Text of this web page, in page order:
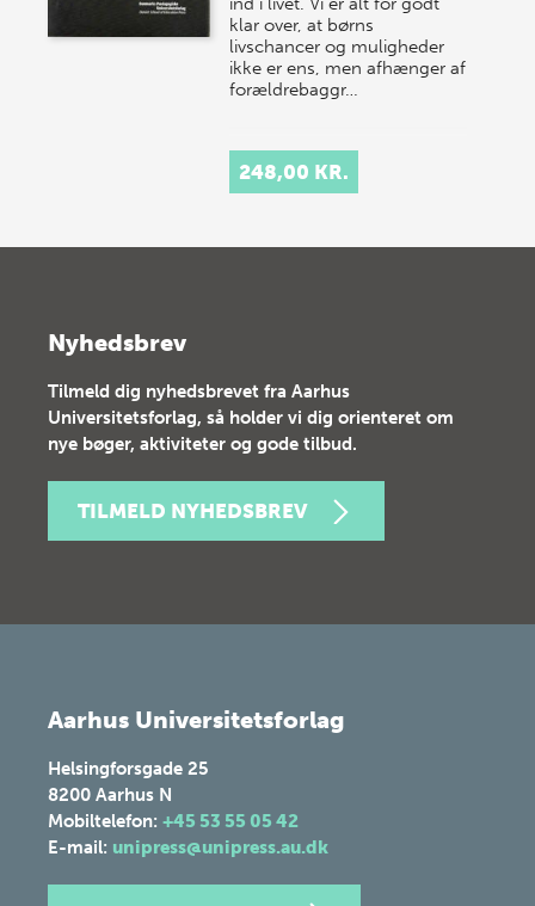
klar over, at børns
livschancer og muligheder
ikke er ens, men afhænger af
forældrebaggr…
248,00 KR.
Nyhedsbrev
Tilmeld dig nyhedsbrevet fra Aarhus
Universitetsforlag, så holder vi dig orienteret om
nye bøger, aktiviteter og gode tilbud.
TILMELD NYHEDSBREV
Aarhus Universitetsforlag
Helsingforsgade 25
8200 Aarhus N
Mobiltelefon: +45 53 55 05 42
E-mail: unipress@unipress.au.dk